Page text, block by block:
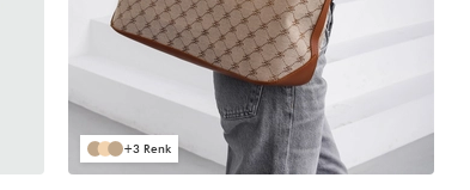
3